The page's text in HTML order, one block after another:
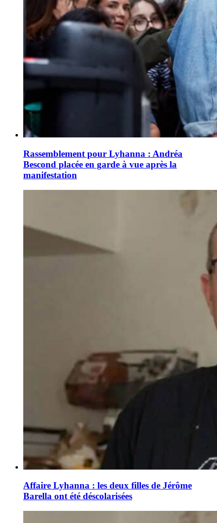
Rassemblement pour Lyhanna : Andréa
Bescond placée en garde à vue après la
manifestation
Affaire Lyhanna : les deux filles de Jérôme
Barella ont été déscolarisées